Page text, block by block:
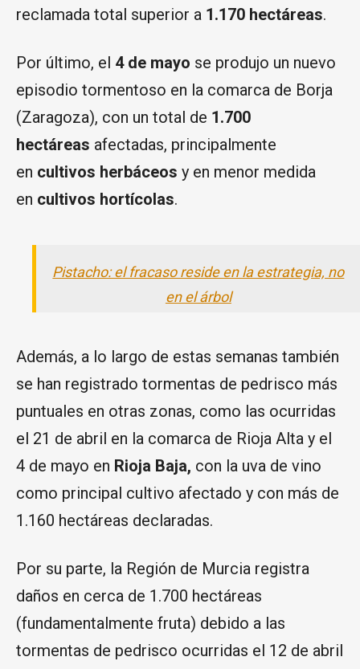
reclamada total superior a 1.170 hectáreas.
Por último, el 4 de mayo se produjo un nuevo
episodio tormentoso en la comarca de Borja
(Zaragoza), con un total de 1.700
hectáreas afectadas, principalmente
en cultivos herbáceos y en menor medida
en cultivos hortícolas.
Pistacho: el fracaso reside en la estrategia, no
en el árbol
Además, a lo largo de estas semanas también
se han registrado tormentas de pedrisco más
puntuales en otras zonas, como las ocurridas
el 21 de abril en la comarca de Rioja Alta y el
4 de mayo en Rioja Baja, con la uva de vino
como principal cultivo afectado y con más de
1.160 hectáreas declaradas.
Por su parte, la Región de Murcia registra
daños en cerca de 1.700 hectáreas
(fundamentalmente fruta) debido a las
tormentas de pedrisco ocurridas el 12 de abril